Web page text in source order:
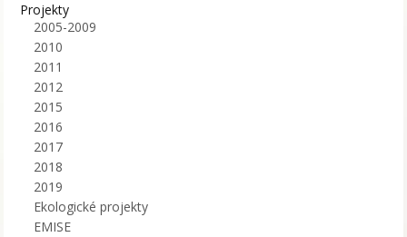
Projekty
2005-2009
2010
2011
2012
2015
2016
2017
2018
2019
Ekologické projekty
EMISE